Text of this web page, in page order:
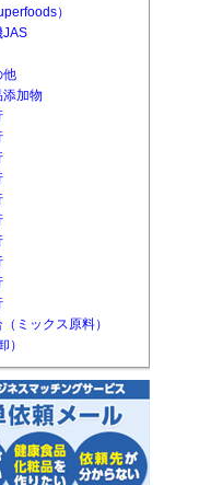
）
JAS
他
添加物
ミックス原料）
）